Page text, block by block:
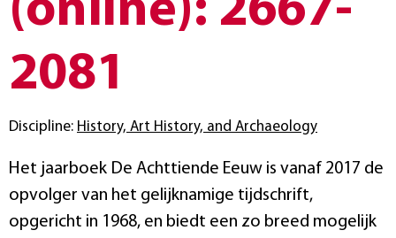
(online): 2667-
2081
Discipline: History, Art History, and Archaeology
Het jaarboek De Achttiende Eeuw is vanaf 2017 de
opvolger van het gelijknamige tijdschrift,
opgericht in 1968, en biedt een zo breed mogelijk